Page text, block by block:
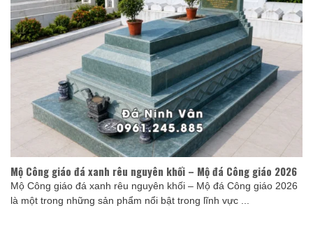
Mộ Công giáo đá xanh rêu nguyên khối – Mộ đá Công giáo 2026
Mộ Công giáo đá xanh rêu nguyên khối – Mộ đá Công giáo 2026
là một trong những sản phẩm nổi bật trong lĩnh vực ...